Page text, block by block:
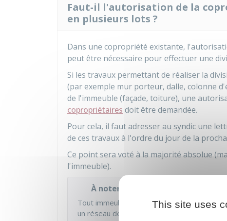
Faut-il l'autorisation de la
en plusieurs lots ?
Dans une copropriété existante,
peut être nécessaire pour effectuer une
Si les travaux permettant de réaliser la
(par exemple mur porteur, dalle, colonne
de l'immeuble (façade, toiture), une
copropriétaires doit être demandée.
Pour cela, il faut adresser au syndic une
de ces travaux à l'ordre du jour de la
Ce point sera voté à la majorité absolue
l'immeuble).
À noter
Tout immeuble comportant une installation
un réseau de chaleur ou de froid, doit avoir
This site uses